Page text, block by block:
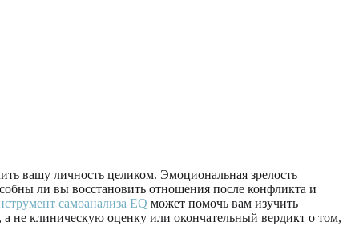
вашу личность целиком. Эмоциональная зрелость
ли вы восстановить отношения после конфликта и
самоанализа EQ может помочь вам изучить
не клиническую оценку или окончательный вердикт о том,